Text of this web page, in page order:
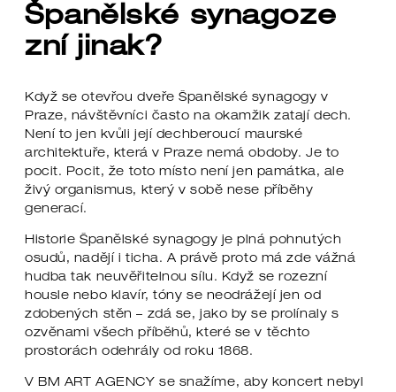
Španělské synagoze
zní jinak?
Když se otevřou dveře Španělské synagogy v
Praze, návštěvníci často na okamžik zatají dech.
Není to jen kvůli její dechberoucí maurské
architektuře, která v Praze nemá obdoby. Je to
pocit. Pocit, že toto místo není jen památka, ale
živý organismus, který v sobě nese příběhy
generací.
Historie Španělské synagogy je plná pohnutých
osudů, nadějí i ticha. A právě proto má zde vážná
hudba tak neuvěřitelnou sílu. Když se rozezní
housle nebo klavír, tóny se neodrážejí jen od
zdobených stěn – zdá se, jako by se prolínaly s
ozvěnami všech příběhů, které se v těchto
prostorách odehrály od roku 1868.
V BM ART AGENCY se snažíme, aby koncert nebyl